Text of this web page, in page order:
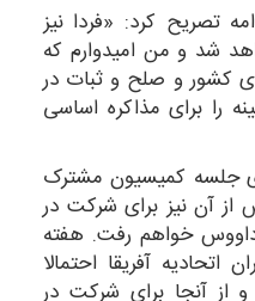
تصریح کرد: «فردا نیز
شد و من امیدوارم که
کشور و صلح و ثبات در
را برای مذاکره اساسی
جلسه کمیسیون مشترک
آن نیز برای شرکت در
خواهم رفت. هفته
آفریقا احتمالا
از آنجا برای شرکت در